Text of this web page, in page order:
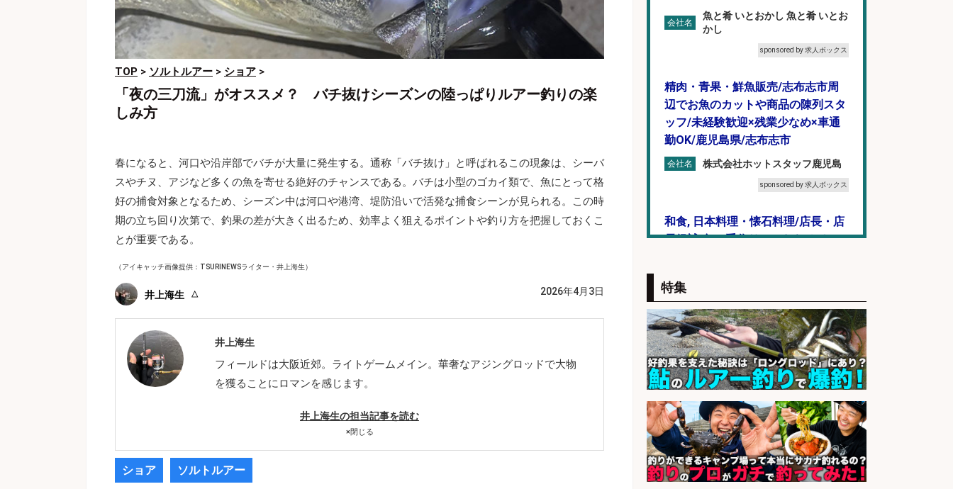
TOP > ソルトルアー > ショア >
「夜の三刀流」がオススメ？ バチ抜けシーズンの陸っぱりルアー釣りの楽
しみ方
春になると、河口や沿岸部でバチが大量に発生する。通称「バチ抜け」と呼ばれるこの現象は、シーバ
スやチヌ、アジなど多くの魚を寄せる絶好のチャンスである。バチは小型のゴカイ類で、魚にとって格
好の捕食対象となるため、シーズン中は河口や港湾、堤防沿いで活発な捕食シーンが見られる。この時
期の立ち回り次第で、釣果の差が大きく出るため、効率よく狙えるポイントや釣り方を把握しておくこ
とが重要である。
（アイキャッチ画像提供：TSURINEWSライター・井上海生）
井上海生 2026年4月3日
井上海生
フィールドは大阪近郊。ライトゲームメイン。華奢なアジングロッドで大物
を獲ることにロマンを感じます。
井上海生の担当記事を読む
×閉じる
ショア ソルトルアー
会社名
魚と肴 いとおかし 魚と肴 いとお
かし
sponsored by 求人ボックス
精肉・青果・鮮魚販売/志布志市周
辺でお魚のカットや商品の陳列スタ
ッフ/未経験歓迎×残業少なめ×車通
勤OK/鹿児島県/志布志市
会社名 株式会社ホットスタッフ鹿児島
sponsored by 求人ボックス
和食, 日本料理・懐石料理/店長・店
長候補/旬と手作りにこだわる!さか
sponsored by 求人ボックス
日払いOKで即日収入/製造スタッフ/
「堺市堺区」入社祝金10万円/堺市
堺区の工場で自転車部品や釣り具の
組立/日払いOK・未経験歓迎&土日
祝休みで年間休日126日/大阪府
会社名
パーソルファクトリーパートナ
ーズ株式会社
sponsored by 求人ボックス
特集